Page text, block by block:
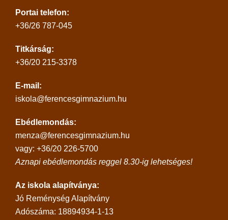
Portai telefon:
+36/26 787-045
Titkárság:
+36/20 215-3378
E-mail:
iskola@ferencesgimnazium.hu
Ebédlemondás:
menza@ferencesgimnazium.hu
vagy: +36/20 226-5700
Aznapi ebédlemondás reggel 8.30-ig lehetséges!
Az iskola alapítványa:
Jó Reménység Alapítvány
Adószáma: 18894934-1-13